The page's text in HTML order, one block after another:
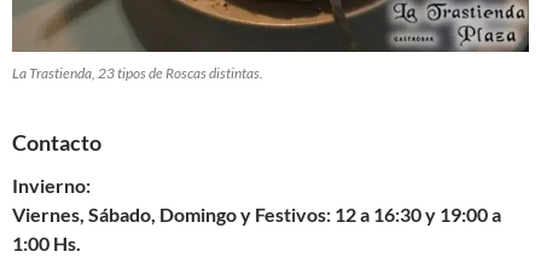
La Trastienda, 23 tipos de Roscas distintas.
Contacto
Invierno:
Viernes, Sábado, Domingo y Festivos: 12 a 16:30 y 19:00 a
1:00 Hs.